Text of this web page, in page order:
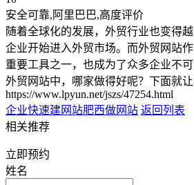
安全可靠,阿里巴巴,高度评价
随着全球化的发展，外贸行业也变得
企业开始进入外贸市场。而外贸网站
重要工具之一，也成为了众多企业不
外贸网站中，哪家做得好呢？下面就让
https://www.lpyun.net/jszs/47254.html
企业快速建网站肥西做网站 返回列表
相关推荐
立即预约
姓名